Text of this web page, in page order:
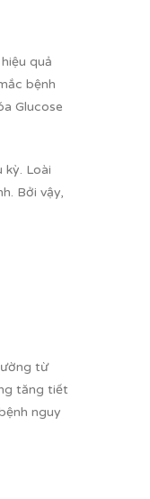
quả
bệnh
Glucose
kỳ. Loài
Bởi vậy,
từ
tăng tiết
nguy